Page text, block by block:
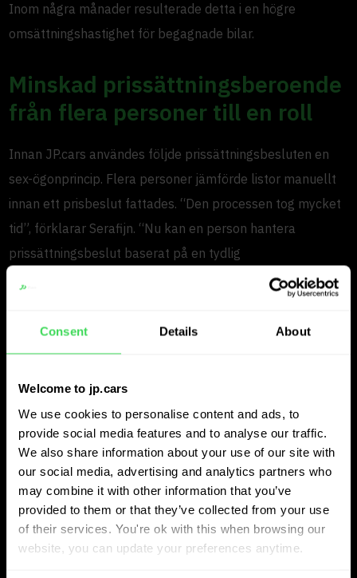
Consent Details About
Welcome to jp.cars
We use cookies to personalise content and ads, to
provide social media features and to analyse our traffic.
We also share information about your use of our site with
our social media, advertising and analytics partners who
may combine it with other information that you’ve
provided to them or that they’ve collected from your use
of their services. You're ok with this when browsing our
website, you can update your preferences anytime.
Inom några månader resulterade detta i en högre
omsättningshastighet för begagnade bilar.
Minskad prissättningsberoende
från flera personer till en roll
Innan JP.cars användes följde prissättningsbesluten en
sex-ögonprincip. Flera personer jämförde listor manuellt
innan ett prisbeslut fattades. “Den processen tog mycket
tid”, förklarar Serafijn. “Nu kan en person hantera
prissättningsbeslut baserat på en tydlig
marknadsöversikt.” Detta minskade intern friktion och
Hantering av lager med
marknadskontext i realtid
Utöver intern lagerinsikt ger JP.cars en bredare bild av
marknaden. Detta gör att ACB Group omedelbart kan se
om fordonen är konkurrenskraftigt prissatta.
“Du ser direkt om ditt lager är prissatt korrekt”, säger
Serafijn. “Det minskar risken avsevärt för att prissätta dig
ur marknaden.” Denna kombination av dagliga prissignaler